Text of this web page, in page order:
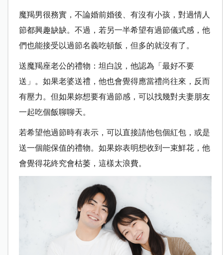
魔羯男很務實，不論婚前婚後、有沒有小孩，對過情人
節都興趣缺缺。不過，若另一半希望有過節儀式感，他
們也能接受以過節名義吃頓飯，但多的就沒有了。
送魔羯座老公的禮物：坦白說，他認為「最好不要
送」。如果老婆送禮，他也會覺得應當禮尚往來，反而
有壓力。但如果妳想要有過節感，可以找幾對夫妻朋友
一起吃個飯聊聊天。
若希望他過節時有表示，可以直接請他包個紅包，或是
送一個能保值的禮物。如果妳表明想收到一束鮮花，他
會覺得花終究會枯萎，這樣太浪費。